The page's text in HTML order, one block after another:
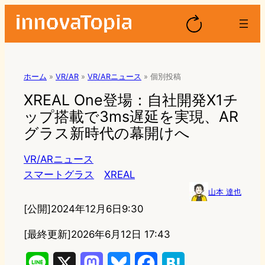
ホーム » VR/AR » VR/ARニュース » 個別投稿
XREAL One登場：自社開発X1チ
ップ搭載で3ms遅延を実現、AR
グラス新時代の幕開けへ
VR/ARニュース
スマートグラス
XREAL
山本 達也
[公開]2024年12月6日9:30
[最終更新]2026年6月12日 17:43